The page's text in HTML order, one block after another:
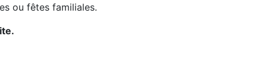
ou fêtes familiales.